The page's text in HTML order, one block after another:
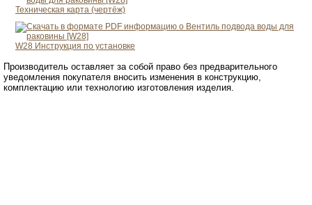
Техническая карта (чертёж)
W28 Инструкция по установке
Производитель оставляет за собой право без предварительного
уведомления покупателя вносить изменения в конструкцию,
комплектацию или технологию изготовления изделия.